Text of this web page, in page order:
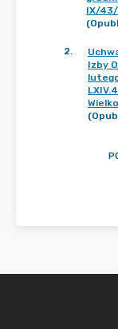
IX/43/
2.
Izby